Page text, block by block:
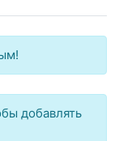
добавлять